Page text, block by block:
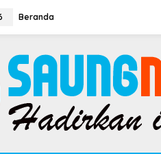
Beranda